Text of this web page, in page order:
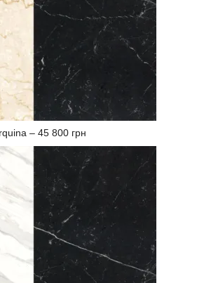
– 45 800 грн